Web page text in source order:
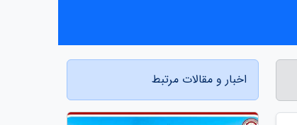
اخبار و مقالات مرتبط